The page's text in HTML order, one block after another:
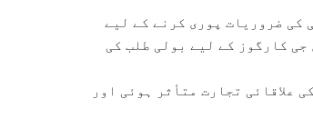
کی ضروریات پوری کرنے کے لیے
جی کارگوز کے لیے بولی طلب کی
علاقائی تجارت متأثر ہوئی اور